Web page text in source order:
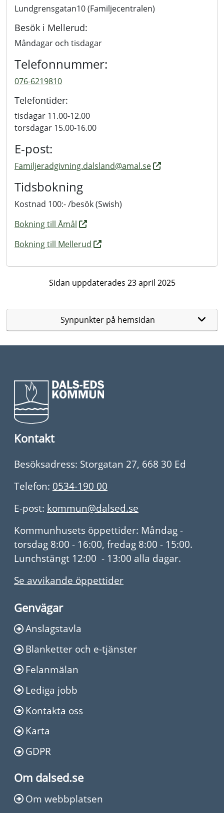
Lundgrensgatan10 (Familjecentralen)
Besök i Mellerud:
Måndagar och tisdagar
Telefonnummer:
076-6219810
Telefontider:
tisdagar 11.00-12.00
torsdagar 15.00-16.00
E-post:
Familjeradgivning.dalsland@amal.se
Tidsbokning
Kostnad 100:- /besök (Swish)
Bokning till Åmål
Bokning till Mellerud
Sidan uppdaterades 23 april 2025
Synpunkter på hemsidan
Kontakt
Besöksadress: Storgatan 27, 668 30 Ed
Telefon: 0534-190 00
E-post: kommun@dalsed.se
Kommunhusets öppettider: Måndag -
torsdag 8:00 - 16:00, fredag 8:00 - 15:00.
Lunchstängt 12:00 - 13:00 alla dagar.
Se avvikande öppettider
Genvägar
Anslagstavla
Blanketter och e-tjänster
Felanmälan
Lediga jobb
Kontakta oss
Karta
GDPR
Om dalsed.se
Om webbplatsen